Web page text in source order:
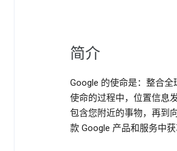
简介
Google 的使命是：整合
使命的过程中，位置信息
包含您附近的事物，再到
款 Google 产品和服务中